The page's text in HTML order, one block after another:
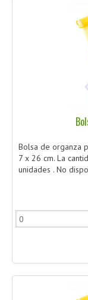
Bolsa de organza
7 x 26 cm. La
unidades . No